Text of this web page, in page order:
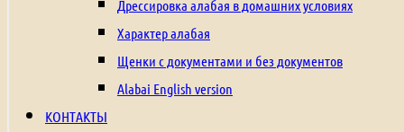
Дрессировка алабая в домашних условиях
Характер алабая
Щенки с документами и без документов
Alabai English version
КОНТАКТЫ